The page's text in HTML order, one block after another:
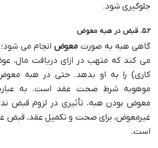
جلوگیری شود.
۵.۲. قبض در هبه معوض
گاهی هبه به صورت معوض انجام می
می کند که متهب در ازای دریافت مال،
کاری) را به او بدهد. حتی در هبه
موهوبه شرط صحت عقد است. به
معوض بودن هبه، تأثیری در لزوم قبض
غیرمعوض، برای صحت و تکمیل عقد، قبض
است.